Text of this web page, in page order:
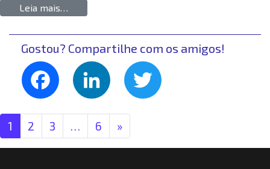
Leia mais…
Gostou? Compartilhe com os amigos!
Facebook LinkedIn
Navegação por posts
1 2 3 … 6 »